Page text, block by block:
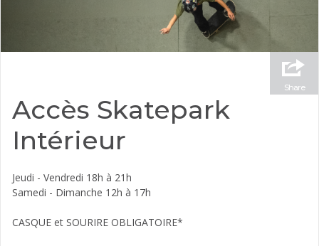
Share
Accès Skatepark
Intérieur
Jeudi - Vendredi 18h à 21h
Samedi - Dimanche 12h à 17h
CASQUE et SOURIRE OBLIGATOIRE*